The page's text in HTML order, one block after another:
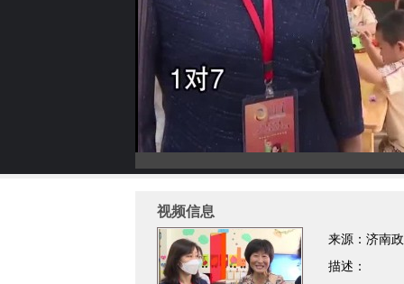
视频信息
来源：济南
描述：